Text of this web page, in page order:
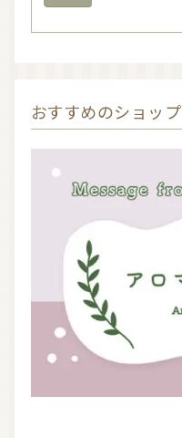
おすすめのショップ